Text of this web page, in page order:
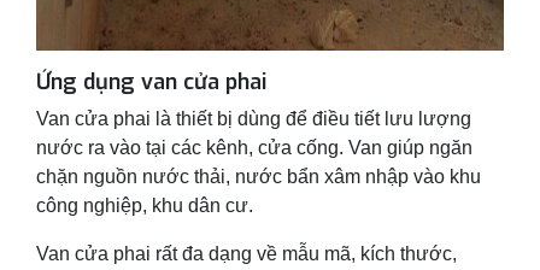
Ứng dụng van cửa phai
Van cửa phai là thiết bị dùng để điều tiết lưu lượng
nước ra vào tại các kênh, cửa cống. Van giúp ngăn
chặn nguồn nước thải, nước bẩn xâm nhập vào khu
công nghiệp, khu dân cư.
Van cửa phai rất đa dạng về mẫu mã, kích thước,